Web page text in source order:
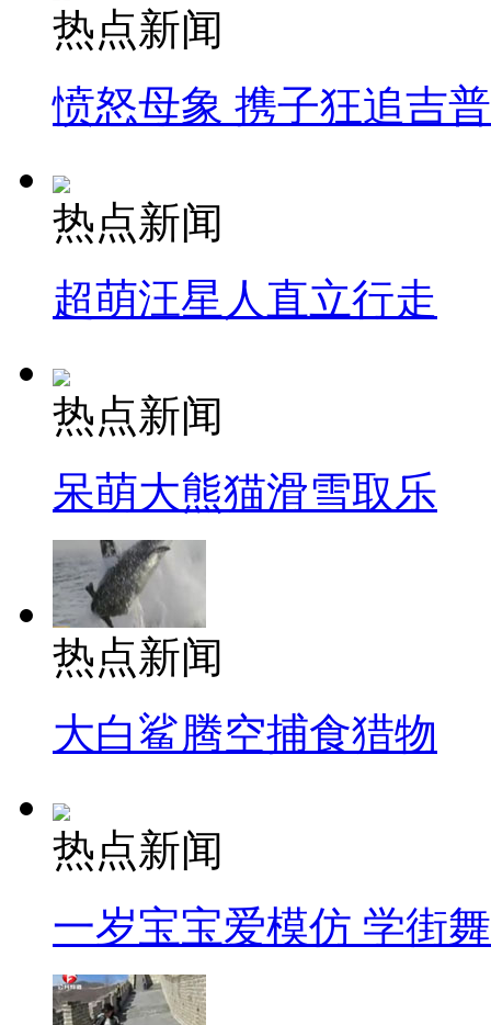
热点新闻
愤怒母象 携子狂追吉
热点新闻
超萌汪星人直立行走
热点新闻
呆萌大熊猫滑雪取乐
热点新闻
大白鲨腾空捕食猎物
热点新闻
一岁宝宝爱模仿 学街